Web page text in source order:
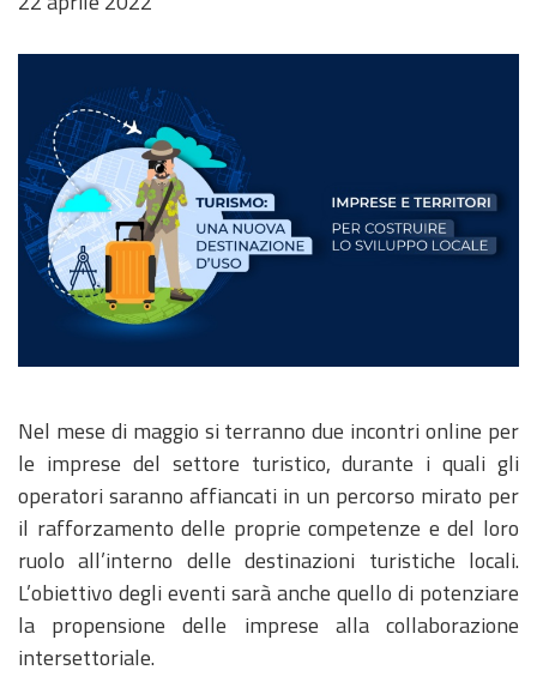
notizia
Nel mese di maggio si terranno due incontri online per
le imprese del settore turistico, durante i quali gli
operatori saranno affiancati in un percorso mirato per
il rafforzamento delle proprie competenze e del loro
ruolo all’interno delle destinazioni turistiche locali.
L’obiettivo degli eventi sarà anche quello di potenziare
la propensione delle imprese alla collaborazione
intersettoriale.